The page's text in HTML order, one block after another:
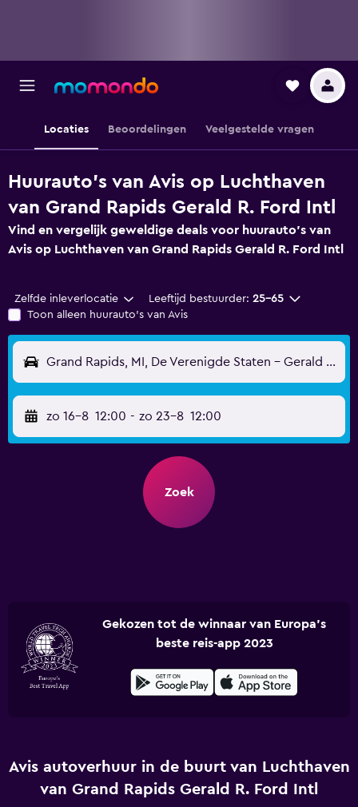
Locaties Beoordelingen Veelgestelde vragen
Huurauto's van Avis op Luchthaven
van Grand Rapids Gerald R. Ford Intl
Vind en vergelijk geweldige deals voor huurauto's van
Avis op Luchthaven van Grand Rapids Gerald R. Ford Intl
Zelfde inleverlocatie Leeftijd bestuurder: 25-65
Toon alleen huurauto's van Avis
Grand Rapids, MI, De Verenigde Staten - Gerald R. Ford Intl (GRR)
zo 16-8 12:00 - zo 23-8 12:00
Zoek
Gekozen tot de winnaar van Europa's
beste reis-app 2023
Avis autoverhuur in de buurt van Luchthaven
van Grand Rapids Gerald R. Ford Intl